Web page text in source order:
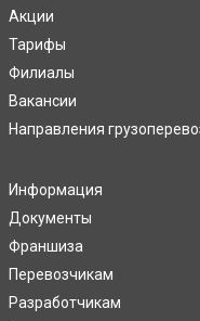
Акции
Тарифы
Филиалы
Вакансии
Направления
Информация
Документы
Франшиза
Перевозчикам
Разработчикам